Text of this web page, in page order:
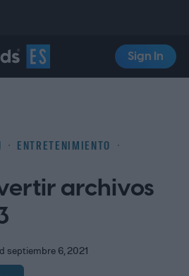
Español
Sign In
ENTRETENIMIENTO
archivos
septiembre 6, 2021